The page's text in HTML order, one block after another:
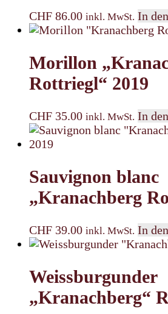
CHF 86.00 inkl. MwSt. In
Morillon
Rottriegl“ 2019
CHF 35.00 inkl. MwSt. In
Sauvignon blanc
„Kranachberg
CHF 39.00 inkl. MwSt. In
Weissburgunder
„Kranachberg“